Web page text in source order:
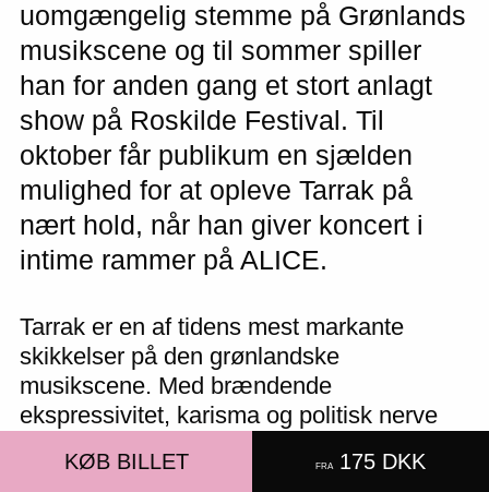
uomgængelig stemme på Grønlands
musikscene og til sommer spiller
han for anden gang et stort anlagt
show på Roskilde Festival. Til
oktober får publikum en sjælden
mulighed for at opleve Tarrak på
nært hold, når han giver koncert i
intime rammer på ALICE.
Tarrak er en af tidens mest markante
skikkelser på den grønlandske
musikscene. Med brændende
ekspressivitet, karisma og politisk nerve
grønlandske erfaringer og virkeligheder i
KØB BILLET FRA 175 DKK